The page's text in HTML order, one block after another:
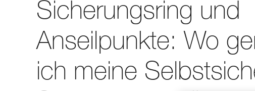
Sicherungsring und
Anseilpunkte: Wo
ich meine